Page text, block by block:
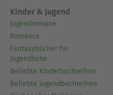
Kinder & Jugend
Jugendromane
Romance
Fantasybücher für
Jugendliche
Beliebte Kinderbuchreihen
Beliebte Jugendbuchreihen